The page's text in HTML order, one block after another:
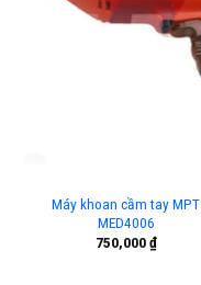
Máy khoan cầm tay MPT
MED4006
750,000₫